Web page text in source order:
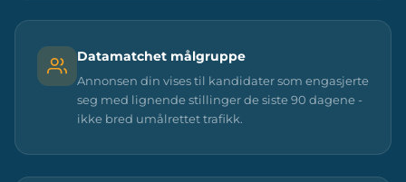
Datamatchet målgruppe
Annonsen din vises til kandidater som engasjerte
seg med lignende stillinger de siste 90 dagene -
ikke bred umålrettet trafikk.